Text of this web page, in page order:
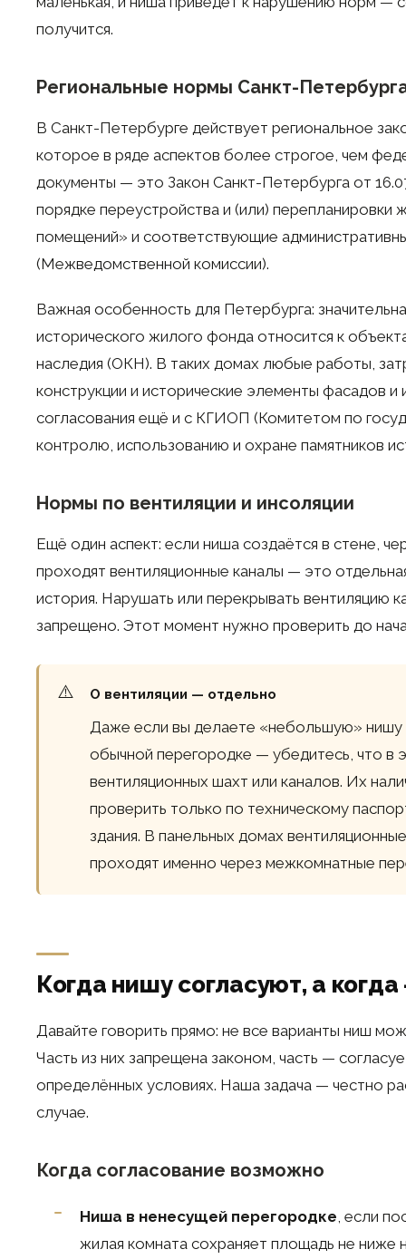
получится.
Региональные нормы Санкт-
В Санкт-Петербурге действует региональное
которое в ряде аспектов более строгое, чем
документы — это Закон Санкт-Петербурга от
порядке переустройства и (или) перепланировки
помещений» и соответствующие
(Межведомственной комиссии).
Важная особенность для Петербурга:
исторического жилого фонда относится к
наследия (ОКН). В таких домах любые работы,
конструкции и исторические элементы фасадов
согласования ещё и с КГИОП (Комитетом по
контролю, использованию и охране памятников
Нормы по вентиляции и инсоляции
Ещё один аспект: если ниша создаётся в стене,
проходят вентиляционные каналы — это
история. Нарушать или перекрывать вентиляцию
запрещено. Этот момент нужно проверить до
О вентиляции — отдельно
Даже если вы делаете «небольшую» нишу
обычной перегородке — убедитесь, что в
вентиляционных шахт или каналов. Их
проверить только по техническому
здания. В панельных домах
проходят именно через межкомнатные
Когда нишу согласуют, а
Давайте говорить прямо: не все варианты ниш
Часть из них запрещена законом, часть —
определённых условиях. Наша задача — честно
случае.
Когда согласование возможно
Ниша в ненесущей перегородке, если
жилая комната сохраняет площадь не ниже